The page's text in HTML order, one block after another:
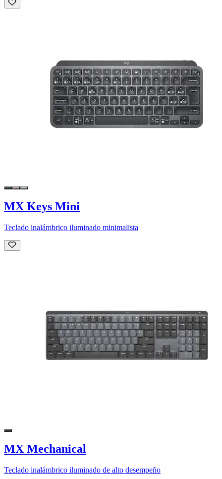
MX Keys Mini
Teclado inalámbrico iluminado minimalista
MX Mechanical
Teclado inalámbrico iluminado de alto desempeño